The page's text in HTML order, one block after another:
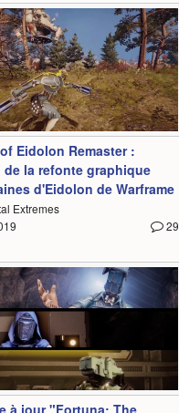
0:44
Eidolon Remaster :
de la refonte graphique
d'Eidolon de Warframe
Extremes
29
0:51